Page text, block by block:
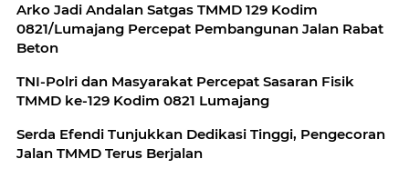
Arko Jadi Andalan Satgas TMMD 129 Kodim
0821/Lumajang Percepat Pembangunan Jalan Rabat
Beton
TNI-Polri dan Masyarakat Percepat Sasaran Fisik
TMMD ke-129 Kodim 0821 Lumajang
Serda Efendi Tunjukkan Dedikasi Tinggi, Pengecoran
Jalan TMMD Terus Berjalan